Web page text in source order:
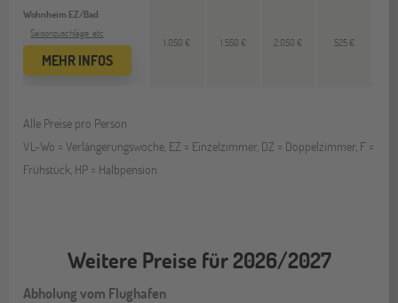
Wohnheim EZ/Bad
Saisonzuschläge, etc
MEHR INFOS
1.050 € 1.550 € 2.050 € 525 €
Alle Preise pro Person
VL-Wo = Verlängerungswoche, EZ = Einzelzimmer, DZ = Doppelzimmer, F =
Frühstück, HP = Halbpension
Weitere Preise für 2026/2027
Abholung vom Flughafen